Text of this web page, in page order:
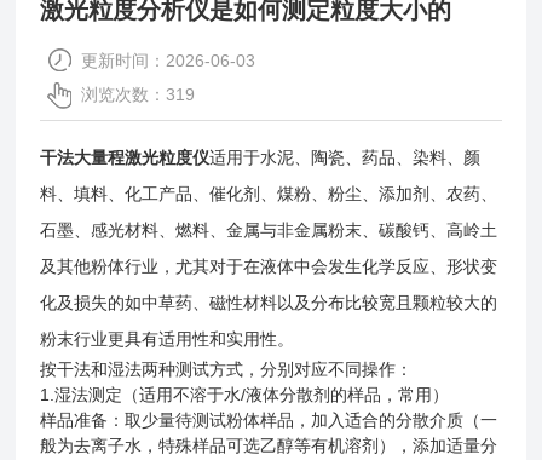
激光粒度分析仪是如何测定粒度大小的
更新时间：2026-06-03
浏览次数：319
干法大量程激光粒度仪适用于水泥、陶瓷、药品、染料、颜
料、填料、化工产品、催化剂、煤粉、粉尘、添加剂、农药、
石墨、感光材料、燃料、金属与非金属粉末、碳酸钙、高岭土
及其他粉体行业，尤其对于在液体中会发生化学反应、形状变
化及损失的如中草药、磁性材料以及分布比较宽且颗粒较大的
粉末行业更具有适用性和实用性。
按干法和湿法两种测试方式，分别对应不同操作：
1.湿法测定（适用不溶于水/液体分散剂的样品，常用）
‌样品准备‌：取少量待测试粉体样品，加入适合的分散介质（一
般为去离子水，特殊样品可选乙醇等有机溶剂），添加适量分